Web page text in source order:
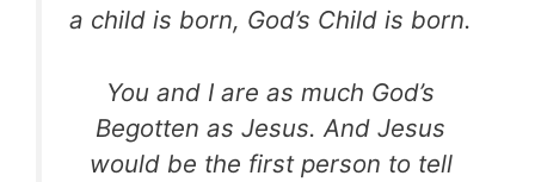
a child is born, God’s Child is born.
You and I are as much God’s
Begotten as Jesus. And Jesus
would be the first person to tell